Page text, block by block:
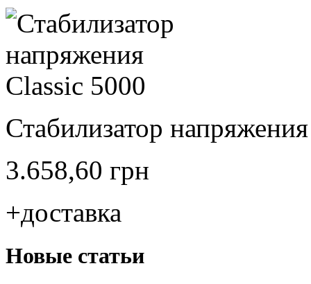
Стабилизатор
3.658,60 грн
+доставка
Новые статьи